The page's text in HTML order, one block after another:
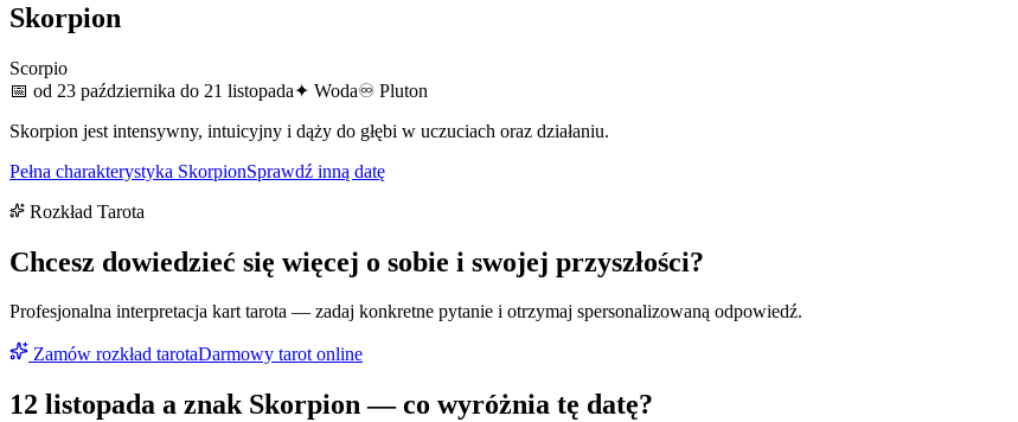
Skorpion
Scorpio
📅 od 23 października do 21 listopada✦ Woda♾ Pluton
Skorpion jest intensywny, intuicyjny i dąży do głębi w uczuciach oraz działaniu.
Pełna charakterystyka SkorpionSprawdź inną datę
Rozkład Tarota
Chcesz dowiedzieć się więcej o sobie i swojej przyszłości?
Profesjonalna interpretacja kart tarota — zadaj konkretne pytanie i otrzymaj spersonalizowaną odpowiedź.
Zamów rozkład tarotaDarmowy tarot online
12 listopada a znak Skorpion— co wyróżnia tę datę?